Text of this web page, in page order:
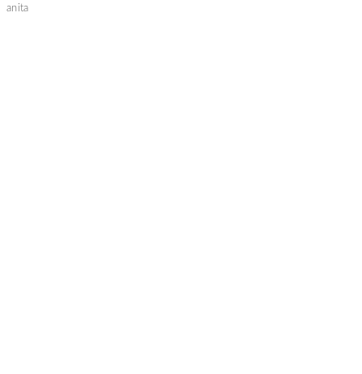
anita